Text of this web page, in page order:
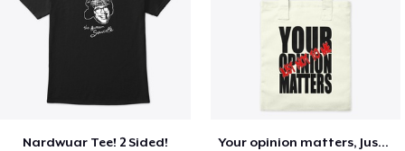
Nardwuar Tee! 2 Sided! Your opinion matters, Just not to me!